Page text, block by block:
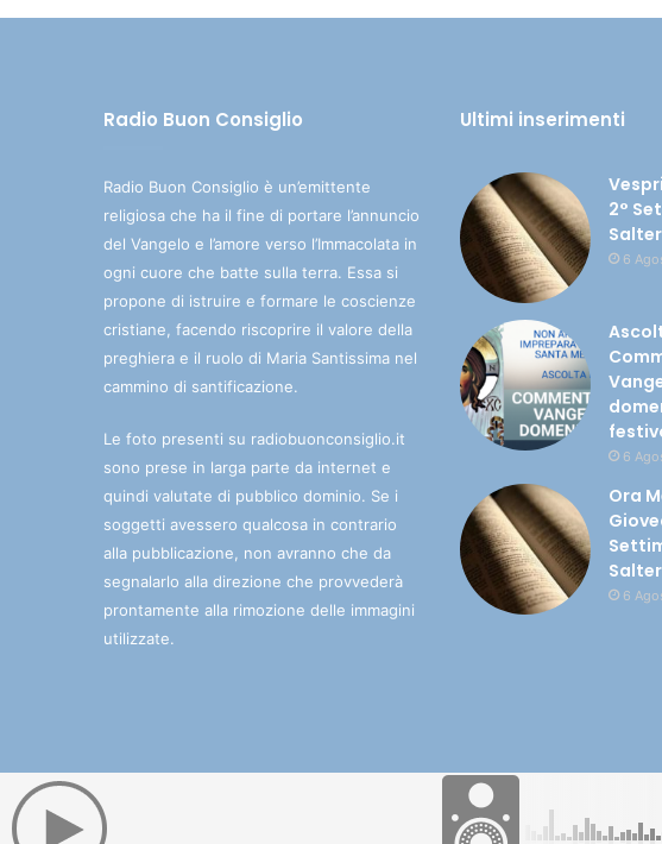
Radio Buon Consiglio
Radio Buon Consiglio è un’emittente
religiosa che ha il fine di portare l’annuncio
del Vangelo e l’amore verso l’Immacolata in
ogni cuore che batte sulla terra. Essa si
propone di istruire e formare le coscienze
cristiane, facendo riscoprire il valore della
preghiera e il ruolo di Maria Santissima nel
cammino di santificazione.
Le foto presenti su radiobuonconsiglio.it
sono prese in larga parte da internet e
quindi valutate di pubblico dominio. Se i
soggetti avessero qualcosa in contrario
alla pubblicazione, non avranno che da
segnalarlo alla direzione che provvederà
prontamente alla rimozione delle immagini
utilizzate.
Ultimi inserimenti
2°
6
6
Ora
6